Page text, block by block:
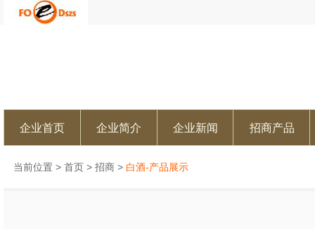
企业首页 企业简介 企业新闻 招商产品
当前位置 > 首页 > 招商 > 白酒-产品展示